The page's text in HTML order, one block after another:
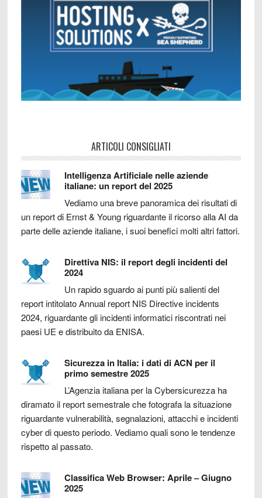
ARTICOLI CONSIGLIATI
Intelligenza Artificiale nelle aziende
italiane: un report del 2025
Vediamo una breve panoramica dei risultati di
un report di Ernst & Young riguardante il ricorso alla AI da
parte delle aziende italiane, i suoi benefici molti altri fattori.
Direttiva NIS: il report degli incidenti del
2024
Un rapido sguardo ai punti più salienti del
report intitolato Annual report NIS Directive incidents
2024, riguardante gli incidenti informatici riscontrati nei
paesi UE e distribuito da ENISA.
Sicurezza in Italia: i dati di ACN per il
primo semestre 2025
L’Agenzia italiana per la Cybersicurezza ha
diramato il report semestrale che fotografa la situazione
riguardante vulnerabilità, segnalazioni, attacchi e incidenti
cyber di questo periodo. Vediamo quali sono le tendenze
rispetto al passato.
Classifica Web Browser: Aprile – Giugno
2025